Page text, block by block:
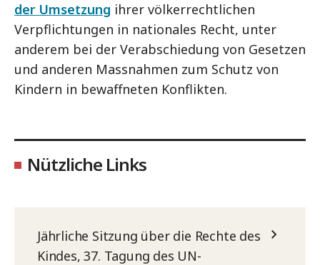
der Umsetzung ihrer völkerrechtlichen
Verpflichtungen in nationales Recht, unter
anderem bei der Verabschiedung von Gesetzen
und anderen Massnahmen zum Schutz von
Kindern in bewaffneten Konflikten.
Nützliche Links
Jährliche Sitzung über die Rechte des
Kindes, 37. Tagung des UN-